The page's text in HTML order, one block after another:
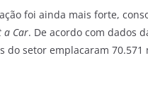
foi ainda mais forte,
a Car. De acordo com dados
do setor emplacaram